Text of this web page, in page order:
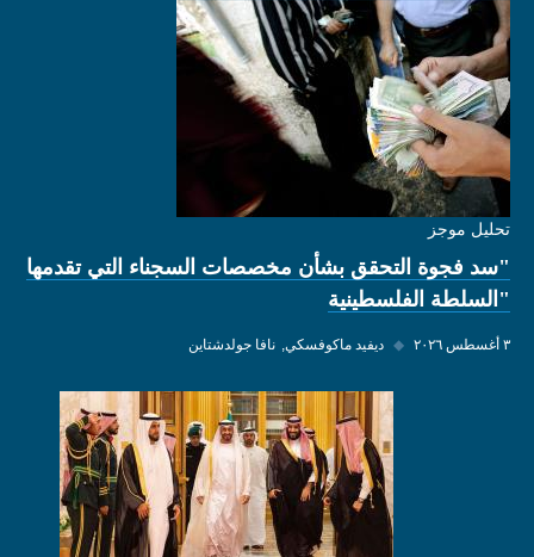
تحليل موجز
"سد فجوة التحقق بشأن مخصصات السجناء التي تقدمها
"السلطة الفلسطينية
٣ أغسطس ٢٠٢٦ ◆ ديفيد ماكوفسكي نافا جولدشتاين